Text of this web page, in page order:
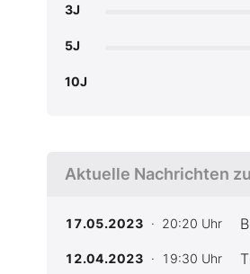
3J
5J
10J
Aktuelle Nachrichten
17.05.2023 · 20:20 Uhr
12.04.2023 · 19:30 Uhr